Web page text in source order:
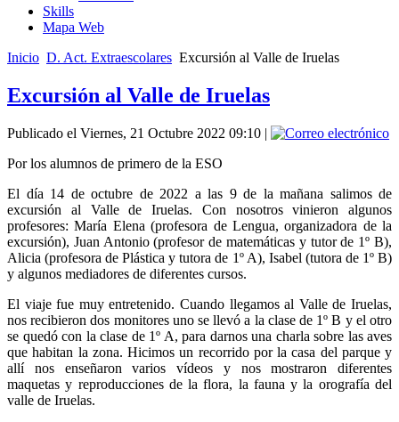
Skills
Mapa Web
Inicio D. Act. Extraescolares Excursión al Valle de Iruelas
Excursión al Valle de Iruelas
Publicado el Viernes, 21 Octubre 2022 09:10 |
Por los alumnos de primero de la ESO
El día 14 de octubre de 2022 a las 9 de la mañana salimos de
excursión al Valle de Iruelas. Con nosotros vinieron algunos
profesores: María Elena (profesora de Lengua, organizadora de la
excursión), Juan Antonio (profesor de matemáticas y tutor de 1º B),
Alicia (profesora de Plástica y tutora de 1º A), Isabel (tutora de 1º B)
y algunos mediadores de diferentes cursos.
El viaje fue muy entretenido. Cuando llegamos al Valle de Iruelas,
nos recibieron dos monitores uno se llevó a la clase de 1º B y el otro
se quedó con la clase de 1º A, para darnos una charla sobre las aves
que habitan la zona. Hicimos un recorrido por la casa del parque y
allí nos enseñaron varios vídeos y nos mostraron diferentes
maquetas y reproducciones de la flora, la fauna y la orografía del
valle de Iruelas.